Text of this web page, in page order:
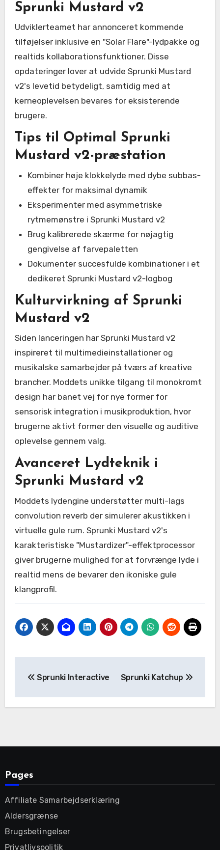
Sprunki Mustard v2
Udviklerteamet har annonceret kommende
tilføjelser inklusive en "Solar Flare"-lydpakke og
realtids kollaborationsfunktioner. Disse
opdateringer lover at udvide Sprunki Mustard
v2's levetid betydeligt, samtidig med at
kerneoplevelsen bevares for eksisterende
brugere.
Tips til Optimal Sprunki
Mustard v2-præstation
Kombiner høje klokkelyde med dybe subbas-
effekter for maksimal dynamik
Eksperimenter med asymmetriske
rytmemønstre i Sprunki Mustard v2
Brug kalibrerede skærme for nøjagtig
gengivelse af farvepaletten
Dokumenter succesfulde kombinationer i et
dedikeret Sprunki Mustard v2-logbog
Kulturvirkning af Sprunki
Mustard v2
Siden lanceringen har Sprunki Mustard v2
inspireret til multimedieinstallationer og
musikalske samarbejder på tværs af kreative
brancher. Moddets unikke tilgang til monokromt
design har banet vej for nye former for
sensorisk integration i musikproduktion, hvor
brugerne aktivt former den visuelle og auditive
oplevelse gennem valg.
Avanceret Lydteknik i
Sprunki Mustard v2
Moddets lydengine understøtter multi-lags
convolution reverb der simulerer akustikken i
virtuelle gule rum. Sprunki Mustard v2's
karakteristiske "Mustardizer"-effektprocessor
giver brugerne mulighed for at forvrænge lyde i
realtid mens de bevarer den ikoniske gule
klangprofil.
navigation
Sprunki Interactive Sprunki Katchup
Pages
Affiliate Samarbejdserklæring
Aldersgrænse
Brugsbetingelser
Privatlivspolitik